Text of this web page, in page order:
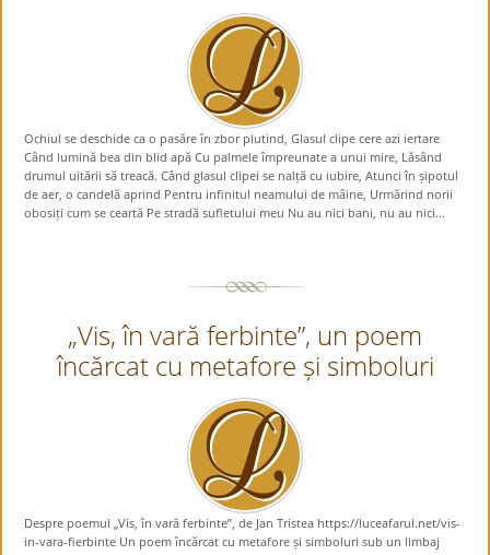
Ochiul se deschide ca o pasăre în zbor plutind, Glasul clipe cere azi iertare
Când lumină bea din blid apă Cu palmele împreunate a unui mire, Lăsând
drumul uitării să treacă. Când glasul clipei se nalță cu iubire, Atunci în șipotul
de aer, o candelă aprind Pentru infinitul neamului de mâine, Urmărind norii
obosiți cum se ceartă Pe stradă sufletului meu Nu au nici bani, nu au nici...
„Vis, în vară ferbinte”, un poem
încărcat cu metafore și simboluri
Despre poemul „Vis, în vară ferbinte”, de Jan Tristea https://luceafarul.net/vis-
in-vara-fierbinte Un poem încărcat cu metafore și simboluri sub un limbaj